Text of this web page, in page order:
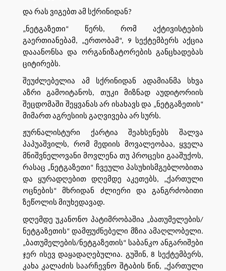
და რას ვიგებთ ამ სქრინიდან?
„ნეტგაზეთი“ წერს, რომ აქტივისტების
გაერთიანებამ, „ერთობამ“, 9 სექტემბერს აქცია
დააანონსა და ორგანიზატორების განცხადებას
ციტირებს.
შეუძლებელია ამ სქრინიდან ადამიანმა სხვა
აზრი გამოიტანოს, თუკი მიზნად აუდიტორიის
შეცდომაში შეყვანას არ ისახავს და „ნეტგაზეთის“
მიმართ აგრესიის გაღვივება არ სურს.
ჟურნალისტური ქარტია შეახსენებს შალვა
პაპუაშვილს, რომ მედიის მოვალეობაა, ყველა
მნიშვნელოვანი მოვლენა თუ პროცესი გააშუქოს,
რასაც „ნეტგაზეთი“ ჩვეული პასუხისმგებლობითა
და ყურადღებით დღემდე აკეთებს, „ქართული
ოცნების“ მხრიდან ძლიერი და განგრძობითი
ზეწოლის მიუხედავად.
დღემდე უკანონო პატიმრობაშია „ბათუმელების/
ნეტგაზეთის“ დამფუძნებელი მზია ამაღლობელი.
„ბათუმელების/ნეტგაზეთის“ საბანკო ანგარიშები
ჯერ ისევ დაყადაღებულია. გუშინ, 8 სექტემბერს,
კახა კალაძის საარჩევნო შტაბის წინ, „ქართული